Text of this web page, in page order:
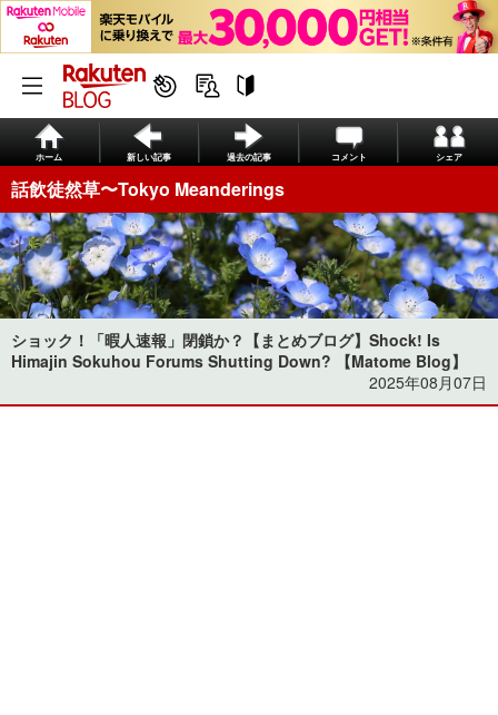
ホーム 新しい記事 過去の記事 コメント シェア
話飲徒然草〜Tokyo Meanderings
ショック！「暇人速報」閉鎖か？【まとめブログ】Shock! Is
Himajin Sokuhou Forums Shutting Down? 【Matome Blog】
2025年08月07日